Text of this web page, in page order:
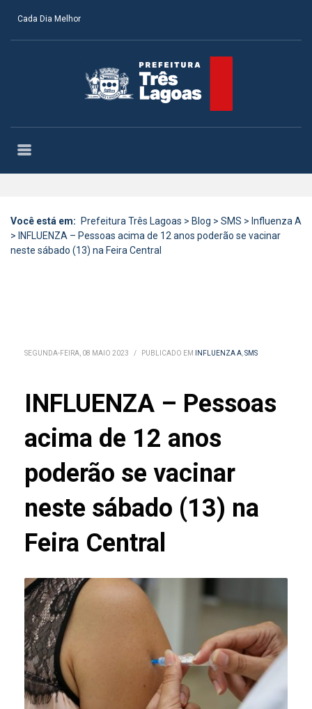
Cada Dia Melhor
Você está em: Prefeitura Três Lagoas > Blog > SMS > Influenza A
> INFLUENZA – Pessoas acima de 12 anos poderão se vacinar
neste sábado (13) na Feira Central
SEGUNDA-FEIRA, 08 MAIO 2023 / PUBLICADO EM INFLUENZA A,SMS
INFLUENZA – Pessoas
acima de 12 anos
poderão se vacinar
neste sábado (13) na
Feira Central